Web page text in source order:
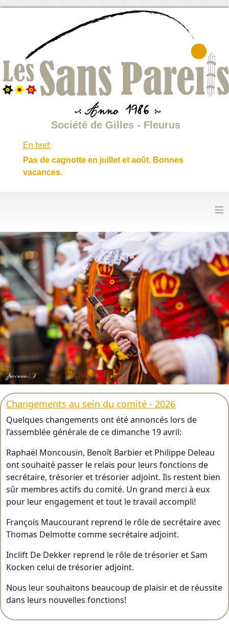
Société de Gilles - Fleurus
En bref:
Pas de cagnotte en juillet et août. Bonnes
vacances.
≡
Changements au sein du comité - 2026
Quelques changements ont été annoncés lors de
l’assemblée générale de ce dimanche 19 avril:
Raphaël Moncousin, Benoît Barbier et Philippe Deleau
ont souhaité passer le relais pour leurs fonctions de
secrétaire, trésorier et trésorier adjoint. Ils restent bien
sûr membres actifs du comité. Un grand merci à eux
pour leur engagement et tout le travail accompli!
François Maucourant reprend le rôle de secrétaire avec
Thomas Delmotte comme secrétaire adjoint.
Inclift De Dekker reprend le rôle de trésorier et Sam
Kocken celui de trésorier adjoint.
Nous leur souhaitons beaucoup de plaisir et de réussite
dans leurs nouvelles fonctions!